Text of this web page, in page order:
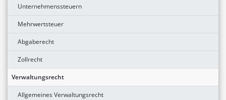
Unternehmenssteuern
Mehrwertsteuer
Abgaberecht
Zollrecht
Verwaltungsrecht
Allgemeines Verwaltungsrecht